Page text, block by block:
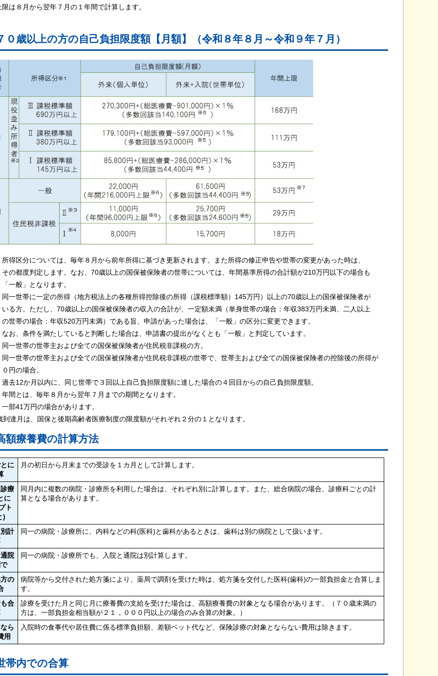
は８月から翌年７月の１年間で計算します。
０歳以上の方の自己負担限度額【月額】（令和８年８月～令和９年７月）
分については、毎年８月から前年所得に基づき更新されます。また所得の修正申告や世帯の変更があった時は、
判定します。なお、70歳以上の国保被保険者の世帯については、年間基準所得の合計額が210万円以下の場合も
」となります。
世帯に一定の所得（地方税法上の各種所得控除後の所得（課税標準額）145万円）以上の70歳以上の国保被保険者が
ただし、70歳以上の国保被保険者の収入の合計が、一定額未満（単身世帯の場合：年収383万円未満、二人以上
場合：年収520万円未満）である旨、申請があった場合は、「一般」の区分に変更できます。
件を満たしていると判断した場合は、申請書の提出がなくとも「一般」と判定しています。
世帯の世帯主および全ての国保被保険者が住民税非課税の方。
世帯の世帯主および全ての国保被保険者が住民税非課税の世帯で、世帯主および全ての国保被保険者の控除後の所得が
場合。
か月以内に、同じ世帯で３回以上自己負担限度額に達した場合の４回目からの自己負担限度額。
とは、毎年８月から翌年７月までの期間となります。
41万円の場合があります。
月は、国保と後期高齢者医療制度の限度額がそれぞれ２分の１となります。
額療養費の計算方法
に
月の初日から月末までの受診を１カ月として計算します。
療
に
ト
)
同月内に複数の病院・診療所を利用した場合は、それぞれ別に計算します。また、総合病院の場合、診療科ごとの計
算となる場合があります。
計
同一の病院・診療所に、内科などの科(医科)と歯科があるときは、歯科は別の病院として扱います。
院
同一の病院・診療所でも、入院と通院は別計算します。
の
病院等から交付された処方箋により、薬局で調剤を受けた時は、処方箋を交付した医科(歯科)の一部負担金と合算しま
す。
合
診療を受けた月と同じ月に療養費の支給を受けた場合は、高額療養費の対象となる場合があります。（７０歳未満の
方は、一部負担金相当額が２１，０００円以上の場合のみ合算の対象。）
ら
用
入院時の食事代や居住費に係る標準負担額、差額ベット代など、保険診療の対象とならない費用は除きます。
帯内での合算